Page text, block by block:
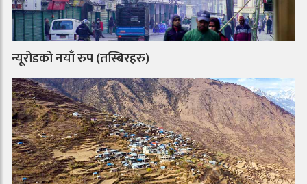
न्यूरोडको नयाँ रुप (तस्बिरहरु)